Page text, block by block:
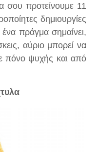
σου προτείνουμε 11
δημιουργίες
πράγμα σημαίνει,
αύριο μπορεί να
πόνο ψυχής και από